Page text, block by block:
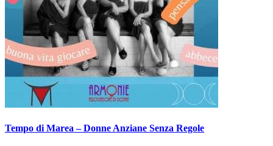
Tempo di Marea – Donne Anziane Senza Regole